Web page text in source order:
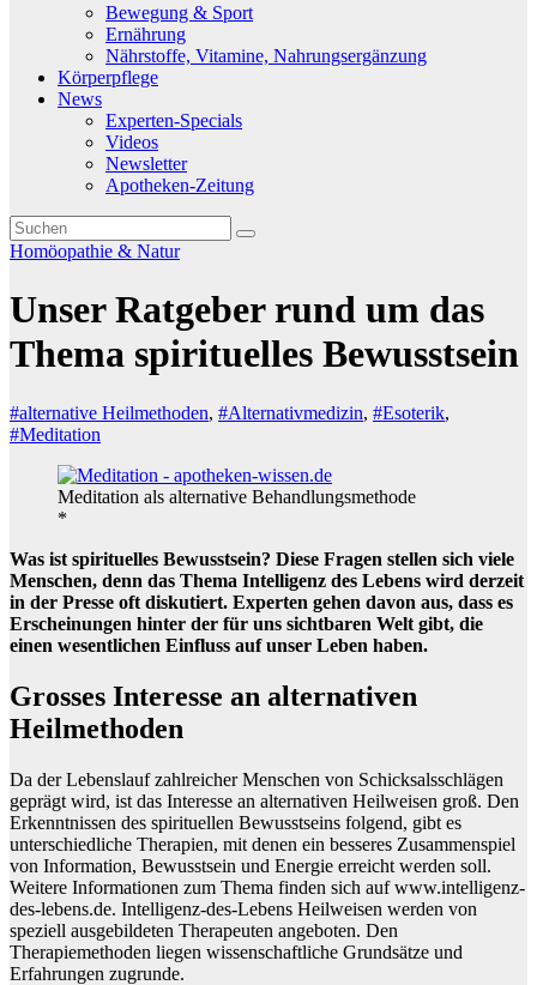
Bewegung & Sport
Ernährung
Nährstoffe, Vitamine, Nahrungsergänzung
Körperpflege
News
Experten-Specials
Videos
Newsletter
Apotheken-Zeitung
Homöopathie & Natur
Unser Ratgeber rund um das
Thema spirituelles Bewusstsein
#alternative Heilmethoden, #Alternativmedizin, #Esoterik,
#Meditation
Meditation als alternative Behandlungsmethode
*
Was ist spirituelles Bewusstsein? Diese Fragen stellen sich viele
Menschen, denn das Thema Intelligenz des Lebens wird derzeit
in der Presse oft diskutiert. Experten gehen davon aus, dass es
Erscheinungen hinter der für uns sichtbaren Welt gibt, die
einen wesentlichen Einfluss auf unser Leben haben.
Grosses Interesse an alternativen
Heilmethoden
Da der Lebenslauf zahlreicher Menschen von Schicksalsschlägen
geprägt wird, ist das Interesse an alternativen Heilweisen groß. Den
Erkenntnissen des spirituellen Bewusstseins folgend, gibt es
unterschiedliche Therapien, mit denen ein besseres Zusammenspiel
von Information, Bewusstsein und Energie erreicht werden soll.
Weitere Informationen zum Thema finden sich auf www.intelligenz-
des-lebens.de. Intelligenz-des-Lebens Heilweisen werden von
speziell ausgebildeten Therapeuten angeboten. Den
Therapiemethoden liegen wissenschaftliche Grundsätze und
Erfahrungen zugrunde.